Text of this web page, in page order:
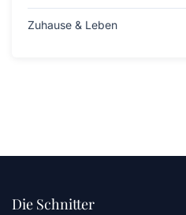
Zuhause & Leben
Die Schnitter